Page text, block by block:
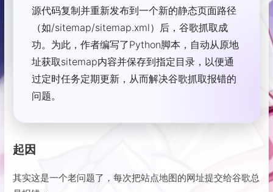
源代码复制并重新发布到一个新的静态页面路径
（如/sitemap/sitemap.xml）后，谷歌抓取成
功。为此，作者编写了Python脚本，自动从原地
址获取sitemap内容并保存到指定目录，以便通
过定时任务定期更新，从而解决谷歌抓取报错的
问题。
起因
其实这是一个老问题了，每次把站点地图的网址提交给谷歌总